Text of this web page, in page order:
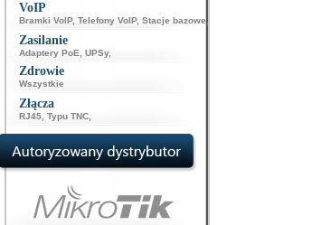
VoIP
Bramki VoIP, Telefony VoIP, Stacje bazowe
Zasilanie
Adaptery PoE UPSy,
Zdrowie
Wszystkie
Złącza
RJ45, Typu TNC,